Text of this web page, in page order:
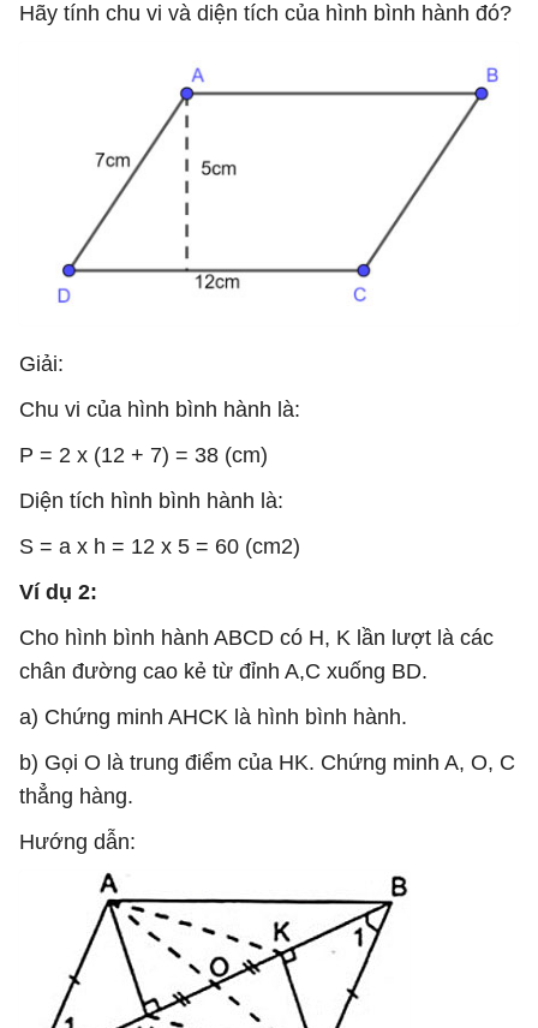
Hãy tính chu vi và diện tích của hình bình hành đó?
Giải:
Chu vi của hình bình hành là:
P = 2 x (12 + 7) = 38 (cm)
Diện tích hình bình hành là:
S = a x h = 12 x 5 = 60 (cm2)
Ví dụ 2:
Cho hình bình hành ABCD có H, K lần lượt là các
chân đường cao kẻ từ đỉnh A,C xuống BD.
a) Chứng minh AHCK là hình bình hành.
b) Gọi O là trung điểm của HK. Chứng minh A, O, C
thẳng hàng.
Hướng dẫn: